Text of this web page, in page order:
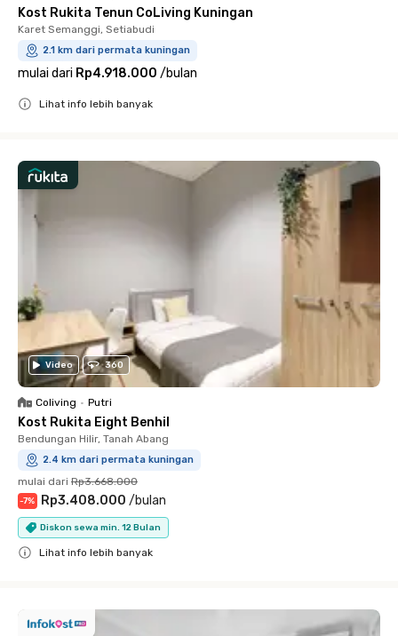
Kost Rukita Tenun CoLiving Kuningan
Karet Semanggi, Setiabudi
2.1 km dari permata kuningan
mulai dari Rp4.918.000 /bulan
Lihat info lebih banyak
Video 360
Coliving • Putri
Kost Rukita Eight Benhil
Bendungan Hilir, Tanah Abang
2.4 km dari permata kuningan
mulai dari Rp3.668.000
-7% Rp3.408.000 /bulan
Diskon sewa min. 12 Bulan
Lihat info lebih banyak